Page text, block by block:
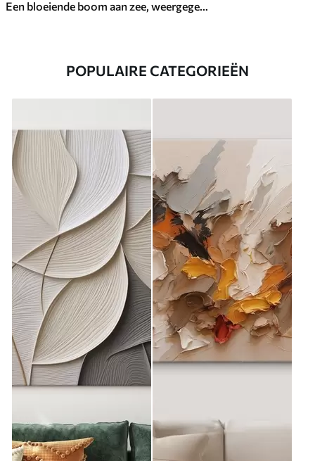
Een bloeiende boom aan zee, weergegeven in bas-reliëfstijl
POPULAIRE CATEGORIEËN